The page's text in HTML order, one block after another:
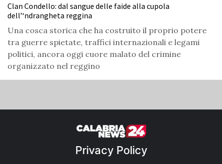
Clan Condello: dal sangue delle faide alla cupola
dell’‘ndrangheta reggina
Una cosca storica che ha costruito il proprio potere
tra guerre spietate, traffici internazionali e legami
politici, ancora oggi cuore malato del crimine
organizzato nel reggino
Privacy Policy